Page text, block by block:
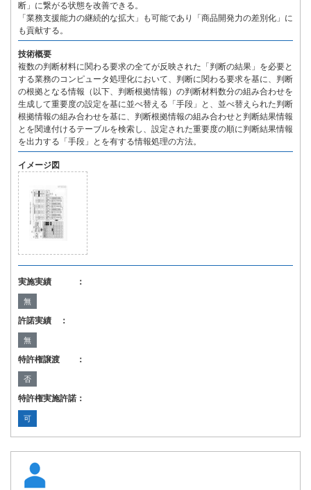
断」に繋がる状態を改善できる。
「業務支援能力の継続的な拡大」も可能であり「商品開発力の差別化」に
も貢献する。
技術概要
複数の判断材料に関わる要求の全てが反映された「判断の結果」を必要と
する業務のコンピュータ処理化において、判断に関わる要求を基に、判断
の根拠となる情報（以下、判断根拠情報）の判断材料数分の組み合わせを
生成して重要度の設定を基に並べ替える「手段」と、並べ替えられた判断
根拠情報の組み合わせを基に、判断根拠情報の組み合わせと判断結果情報
とを関連付けるテーブルを検索し、設定された重要度の順に判断結果情報
を出力する「手段」とを有する情報処理の方法。
イメージ図
実施実績 ：
無
許諾実績 ：
無
特許権譲渡 ：
否
特許権実施許諾：
可